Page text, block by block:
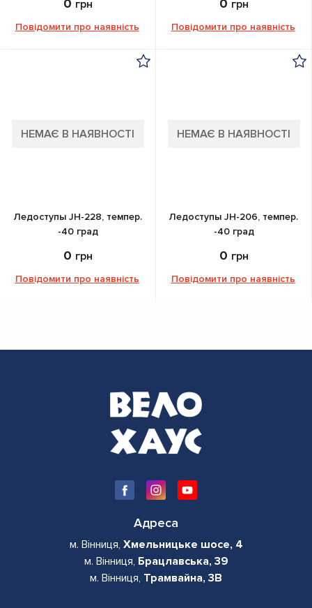
0 грн
Повідомити про наявність
0 грн
Повідомити про наявність
НЕМАЄ В НАЯВНОСТІ
Ледоступы JH-228, темпер.
-40 град
0 грн
Повідомити про наявність
НЕМАЄ В НАЯВНОСТІ
Ледоступы JH-206, темпер.
-40 град
0 грн
Повідомити про наявність
Адреса
м. Вінниця, Хмельницьке шосе, 4
м. Вінниця, Брацлавська, 39
м. Вінниця, Трамвайна, 3В